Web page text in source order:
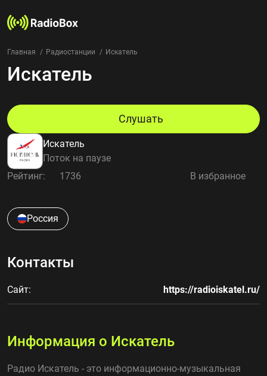
Радиостанции
Страны
Избранное
О нас
Добавить радиостанцию
Конфиденциальность
Главная Радиостанции Искатель
Искатель
Искатель
Поток на паузе
Слушать
Рейтинг: 1736 В избранное
Россия
Контакты
Сайт: https://radioiskatel.ru/
Информация о Искатель
Радио Искатель - это информационно-музыкальная